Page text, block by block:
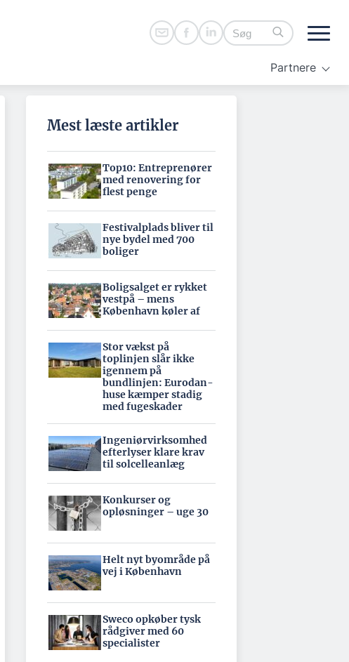
Partnere
Mest læste artikler
Top10: Entreprenører
med renovering for
flest penge
Festivalplads bliver til
nye bydel med 700
boliger
Boligsalget er rykket
vestpå – mens
København køler af
Stor vækst på
toplinjen slår ikke
igennem på
bundlinjen: Eurodan-
huse kæmper stadig
med fugeskader
Ingeniørvirksomhed
efterlyser klare krav
til solcelleanlæg
Konkurser og
opløsninger – uge 30
Helt nyt byområde på
vej i København
Sweco opkøber tysk
rådgiver med 60
specialister